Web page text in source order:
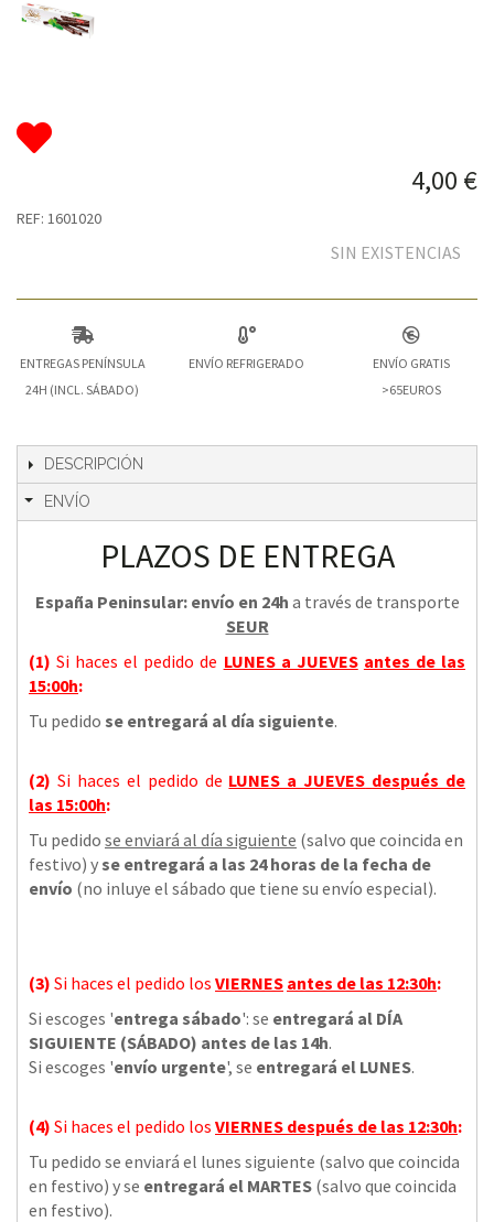
4,00 €
REF: 1601020
SIN EXISTENCIAS
ENTREGAS PENÍNSULA
24H (INCL. SÁBADO)
ENVÍO REFRIGERADO
ENVÍO GRATIS
>65EUROS
DESCRIPCIÓN
ENVÍO
PLAZOS DE ENTREGA
España Peninsular: envío en 24h a través de transporte
SEUR
(1)Si haces el pedido de LUNES a JUEVES antes de las
15:00h:
Tu pedido se entregará al día siguiente.
(2) Si haces el pedido de LUNES a JUEVES después de
las 15:00h:
Tu pedido se enviará al día siguiente (salvo que coincida en
festivo) yse entregará a las 24 horas de la fecha de
envío (no inluye el sábado que tiene su envío especial).
(3) Si haces el pedido los VIERNES antes de las 12:30h:
Si escoges 'entrega sábado': se entregará al DÍA
SIGUIENTE (SÁBADO) antes de las 14h.
Si escoges 'envío urgente', se entregará el LUNES.
(4) Si haces el pedido los VIERNES después de las 12:30h:
Tu pedido se enviará el lunes siguiente (salvo que coincida
en festivo) y se entregará el MARTES (salvo que coincida
en festivo).